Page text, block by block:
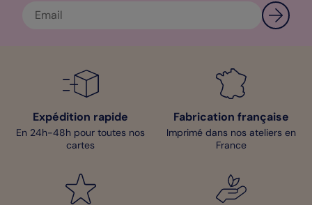
Tarifs marbre, je vous conseille le papier irisé. Pour toutes vos
questions, adressez-vous à notre service client. Belle création !
Expédition rapide
En 24h-48h pour toutes nos
cartes
Fabrication française
Imprimé dans nos ateliers en
France